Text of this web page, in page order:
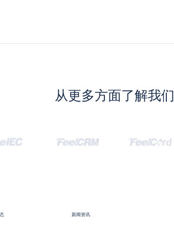
从更多方面了解我们
新闻资讯